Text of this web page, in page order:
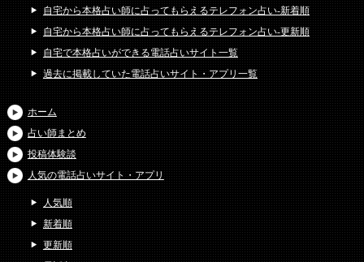
自宅から本格占い師に占ってもらえるテレフォン占い-新着順
自宅から本格占い師に占ってもらえるテレフォン占い-更新順
自宅で本格占いができる電話占いサイト一覧
過去に掲載していた電話占いサイト・アプリ一覧
ホーム
占い師まとめ
投稿体験談
人気の電話占いサイト・アプリ
人気順
新着順
更新順